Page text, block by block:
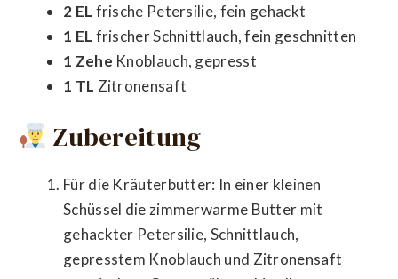
2 EL frische Petersilie, fein gehackt
1 EL frischer Schnittlauch, fein geschnitten
1 Zehe Knoblauch, gepresst
1 TL Zitronensaft
Zubereitung
Für die Kräuterbutter: In einer kleinen
Schüssel die zimmerwarme Butter mit
gehackter Petersilie, Schnittlauch,
gepresstem Knoblauch und Zitronensaft